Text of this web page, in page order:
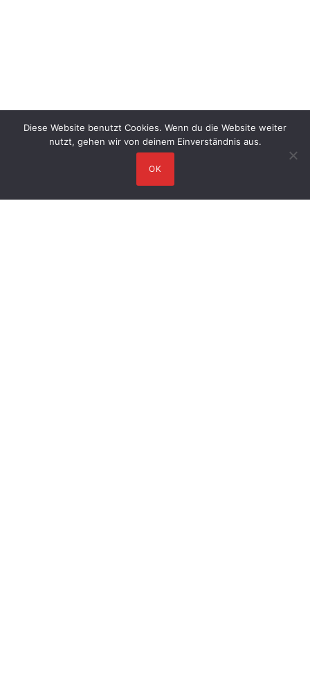
Diese Website benutzt Cookies. Wenn du die Website weiter
nutzt, gehen wir von deinem Einverständnis aus.
OK